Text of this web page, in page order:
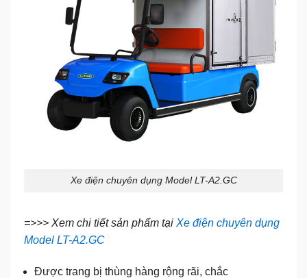
Xe điện chuyên dụng Model LT-A2.GC
=>>> Xem chi tiết sản phẩm tại Xe điện chuyên dụng
Model LT-A2.GC
Được trang bị thùng hàng rộng rãi, chắc